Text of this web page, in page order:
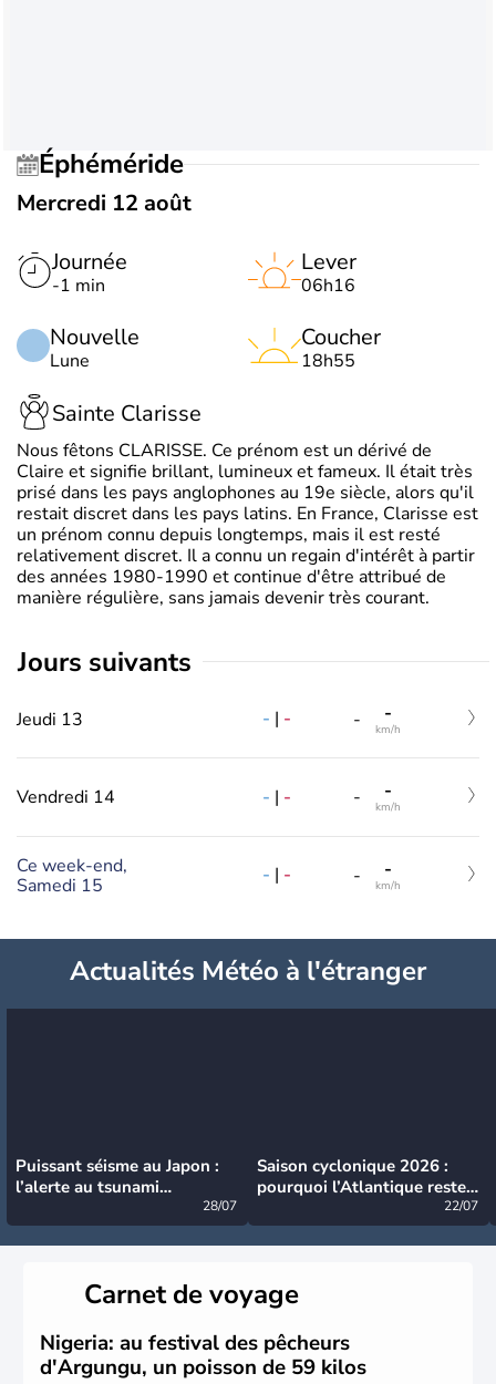
Éphéméride
Mercredi 12 août
Journée
-1 min
Nouvelle
Lune
Lever
06h16
Coucher
18h55
Sainte Clarisse
Nous fêtons CLARISSE. Ce prénom est un dérivé de
Claire et signifie brillant, lumineux et fameux. Il était très
prisé dans les pays anglophones au 19e siècle, alors qu'il
restait discret dans les pays latins. En France, Clarisse est
un prénom connu depuis longtemps, mais il est resté
relativement discret. Il a connu un regain d'intérêt à partir
des années 1980-1990 et continue d'être attribué de
manière régulière, sans jamais devenir très courant.
jours suivants
Jeudi 13 - | - - -
km/h
Vendredi 14 - | - - -
km/h
Ce week-end,
Samedi 15
- | - - -
km/h
Actualités Météo à l'étranger
Puissant séisme au Japon :
l’alerte au tsunami
28/07
Saison cyclonique 2026 :
pourquoi l’Atlantique reste
22/07
Carnet de voyage
Nigeria: au festival des pêcheurs
d'Argungu, un poisson de 59 kilos